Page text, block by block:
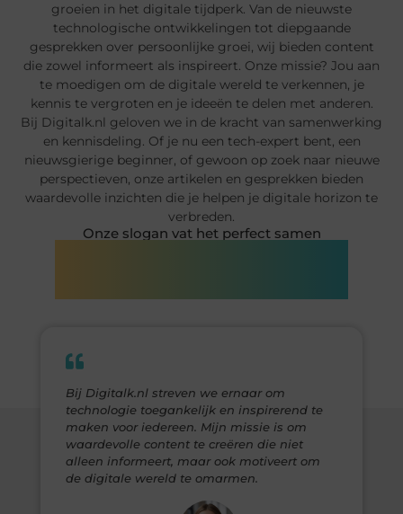
groeien in het digitale tijdperk. Van de nieuwste
technologische ontwikkelingen tot diepgaande
gesprekken over persoonlijke groei, wij bieden content
die zowel informeert als inspireert. Onze missie? Jou aan
te moedigen om de digitale wereld te verkennen, je
kennis te vergroten en je ideeën te delen met anderen.
Bij Digitalk.nl geloven we in de kracht van samenwerking
en kennisdeling. Of je nu een tech-expert bent, een
nieuwsgierige beginner, of gewoon op zoek naar nieuwe
perspectieven, onze artikelen en gesprekken bieden
waardevolle inzichten die je helpen je digitale horizon te
verbreden.
Onze slogan vat het perfect samen
Bij Digitalk.nl streven we ernaar om
technologie toegankelijk en inspirerend te
maken voor iedereen. Mijn missie is om
waardevolle content te creëren die niet
alleen informeert, maar ook motiveert om
de digitale wereld te omarmen.